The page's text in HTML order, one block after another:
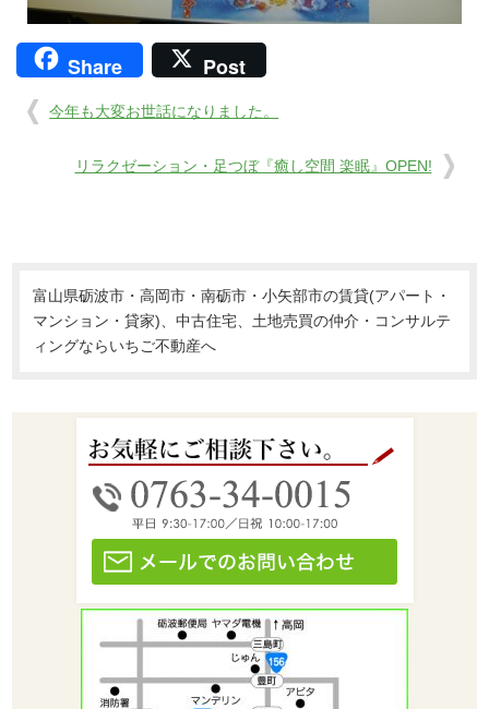
Share Post
今年も大変お世話になりました。
リラクゼーション・足つぼ『癒し空間 楽眠』OPEN!
富山県砺波市・高岡市・南砺市・小矢部市の賃貸(アパート・
マンション・貸家)、中古住宅、土地売買の仲介・コンサルテ
ィングならいちご不動産へ